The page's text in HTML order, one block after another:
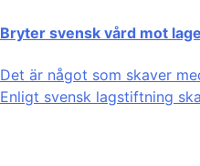
Bryter svensk vård mot
Det är något som skaver
Enligt svensk lagstiftning